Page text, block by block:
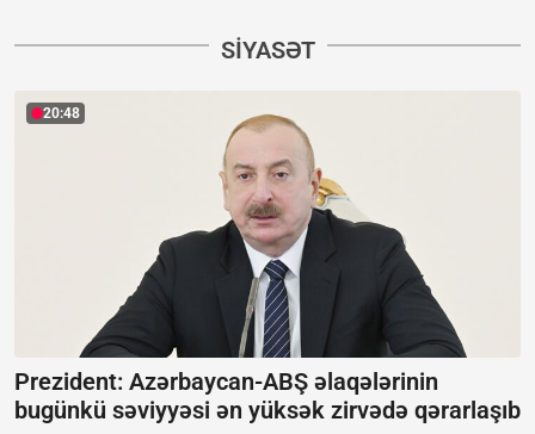
SIYASƏT
20:48
Prezident: Azərbaycan-ABŞ əlaqələrinin
bugünkü səviyyəsi ən yüksək zirvədə qərarlaşıb